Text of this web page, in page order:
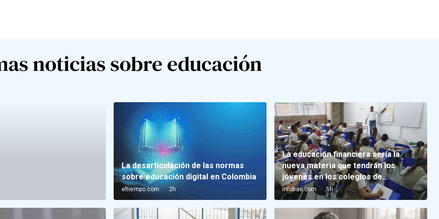
noticias sobre educación